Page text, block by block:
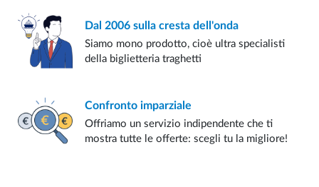
Dal 2006sulla cresta dell'onda
Siamo mono prodotto, cioè ultra specialisti
della biglietteria traghetti
Confrontoimparziale
Offriamo un servizio indipendente che ti
mostra tutte le offerte: scegli tu la migliore!